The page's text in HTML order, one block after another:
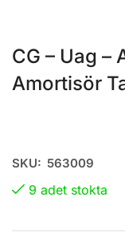
CG – Uag –
Amortisör
SKU: 563009
9 adet stokta